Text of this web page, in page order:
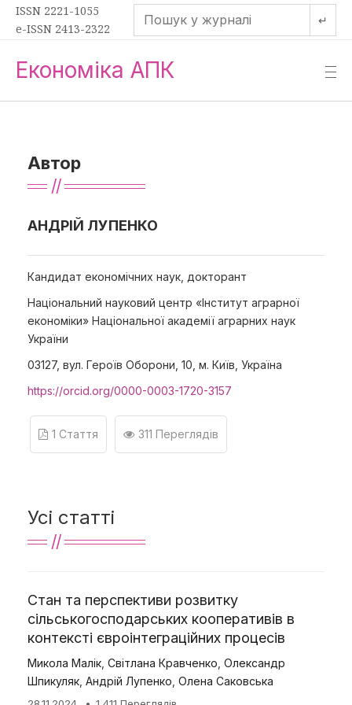
ISSN 2221-1055
e-ISSN 2413-2322
↵
Економіка АПК —
—
—
Автор
АНДРІЙ ЛУПЕНКО
Кандидат економічних наук, докторант
Національний науковий центр «Інститут аграрної
економіки» Національної академії аграрних наук
України
03127, вул. Героїв Оборони, 10, м. Київ, Україна
https://orcid.org/0000-0003-1720-3157
1 Стаття 311 Переглядів
Усі статті
Стан та перспективи розвитку
сільськогосподарських кооперативів в
контексті євроінтеграційних процесів
Микола Малік Світлана Кравченко Олександр
Шпикуляк Андрій Лупенко Олена Саковська